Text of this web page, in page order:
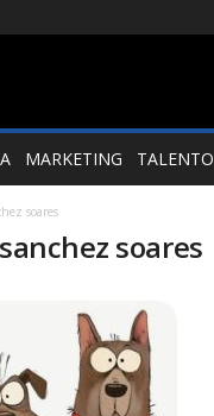
MARKETING TALENTO
soares
soares